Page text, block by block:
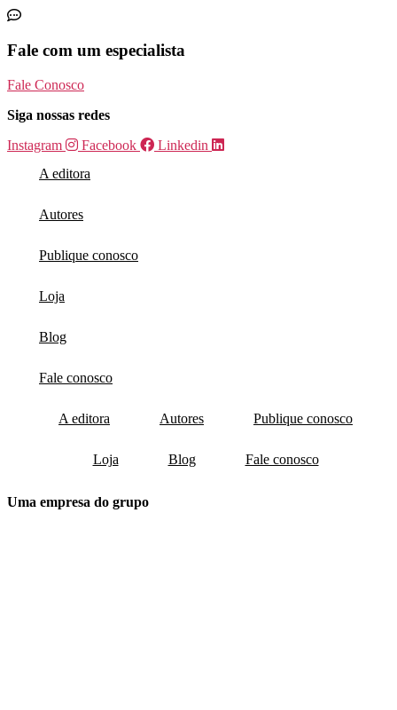
Fale com um especialista
Fale Conosco
Siga nossas redes
Instagram
Facebook
Linkedin
A editora
Autores
Publique conosco
Loja
Blog
Fale conosco
A editora Autores Publique conosco
Loja Blog Fale conosco
Uma empresa do grupo